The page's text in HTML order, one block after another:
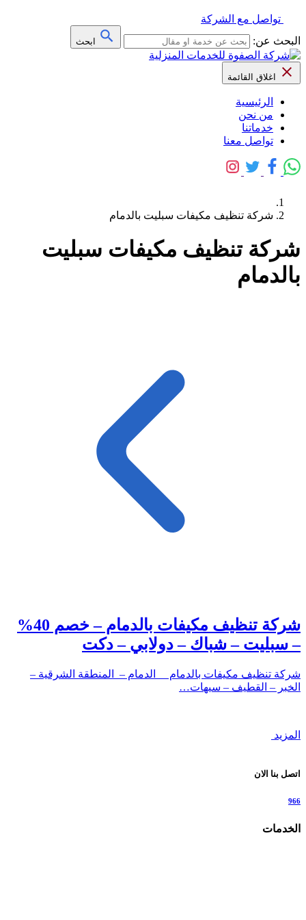
تواصل مع الشركة
البحث عن:
ابحث
اغلاق القائمة
الرئيسية
من نحن
خدماتنا
تواصل معنا
شركة تنظيف مكيفات سبليت بالدمام
شركة تنظيف مكيفات سبليت
بالدمام
شركة تنظيف مكيفات بالدمام – خصم 40%
– سبليت – شباك – دولابي – دكت
شركة تنظيف مكيفات بالدمام الدمام – المنطقة الشرقية –
الخبر – القطيف – سيهات…
المزيد
اتصل بنا الان
966
الخدمات